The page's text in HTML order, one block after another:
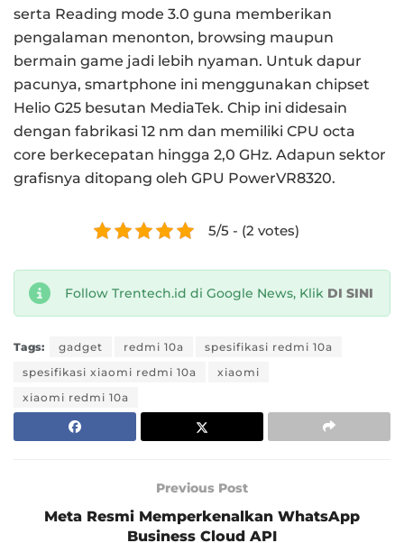
serta Reading mode 3.0 guna memberikan
pengalaman menonton, browsing maupun
bermain game jadi lebih nyaman. Untuk dapur
pacunya, smartphone ini menggunakan chipset
Helio G25 besutan MediaTek. Chip ini didesain
dengan fabrikasi 12 nm dan memiliki CPU octa
core berkecepatan hingga 2,0 GHz. Adapun sektor
grafisnya ditopang oleh GPU PowerVR8320.
5/5 - (2 votes)
Follow Trentech.id di Google News, Klik DI SINI
Tags: gadget redmi 10a
spesifikasi redmi 10a
spesifikasi xiaomi redmi 10a
xiaomi
xiaomi redmi 10a
Previous Post
Meta Resmi Memperkenalkan WhatsApp
Business Cloud API